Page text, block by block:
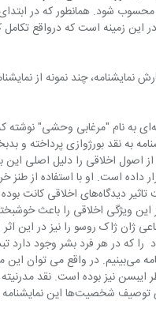
محسوب شود. همانطور که در
به نقد بورژوازی پرداخته و
بيان كرده است. این نویسنده از نظر فلسفی تحت
می‌تواند فلسفه اجتماعی ژان ژاک روسو را نیز
تبدیل درونی را در ورل پدر و پسر در این نمایشنامه
ایبسن نیز بوده است. نقد
را اثری ماندگار کرده است.